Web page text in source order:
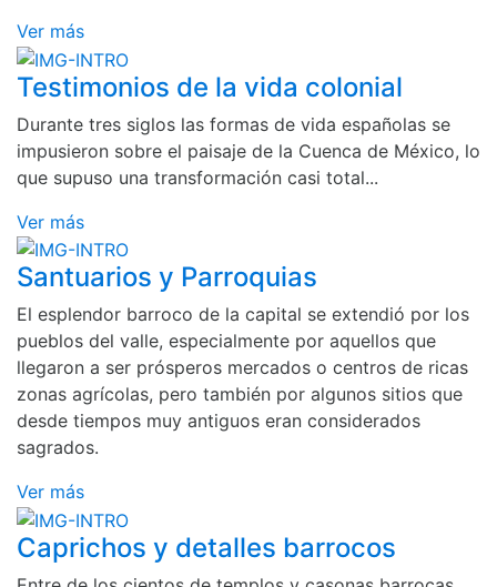
Ver más
Testimonios de la vida colonial
Durante tres siglos las formas de vida españolas se
impusieron sobre el paisaje de la Cuenca de México, lo
que supuso una transformación casi total...
Ver más
Santuarios y Parroquias
El esplendor barroco de la capital se extendió por los
pueblos del valle, especialmente por aquellos que
llegaron a ser prósperos mercados o centros de ricas
zonas agrícolas, pero también por algunos sitios que
desde tiempos muy antiguos eran considerados
sagrados.
Ver más
Caprichos y detalles barrocos